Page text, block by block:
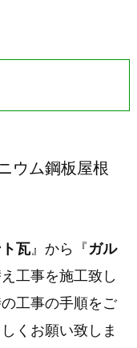
ウム鋼板屋根
瓦』から『ガル
工事を施工致し
工事の手順をご
くお願い致しま